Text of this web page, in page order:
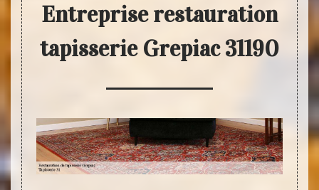
Entreprise restauration
tapisserie Grepiac 31190